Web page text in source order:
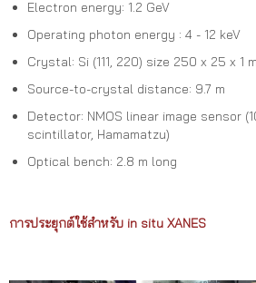
Electron energy: 1.2 GeV
Operating photon energy : 4 - 12 keV
Crystal: Si (111, 220) size 250 x 25 x 1
Source-to-crystal distance: 9.7 m
Detector: NMOS linear image sensor
scintillator, Hamamatzu)
Optical bench: 2.8 m long
การประยุกต์ใช้สำหรับ in situ XANES